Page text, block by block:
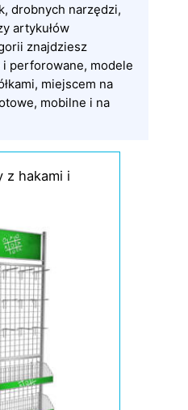
drobnych narzędzi,
artykułów
znajdziesz
perforowane, modele
miejscem na
mobilne i na
z hakami i